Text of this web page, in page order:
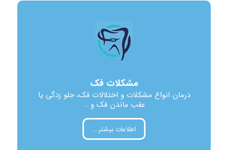
مشکلات فک
درمان انواع مشکلات و اختلالات فک، جلو زدگی یا
عقب ماندن فک و …
اطلاعات بیشتر...